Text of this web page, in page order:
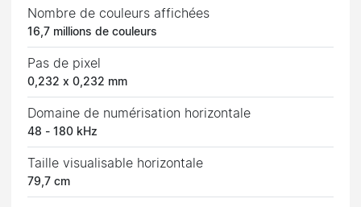
Nombre de couleurs affichées
16,7 millions de couleurs
Pas de pixel
0,232 x 0,232 mm
Domaine de numérisation horizontale
48 - 180 kHz
Taille visualisable horizontale
79,7 cm